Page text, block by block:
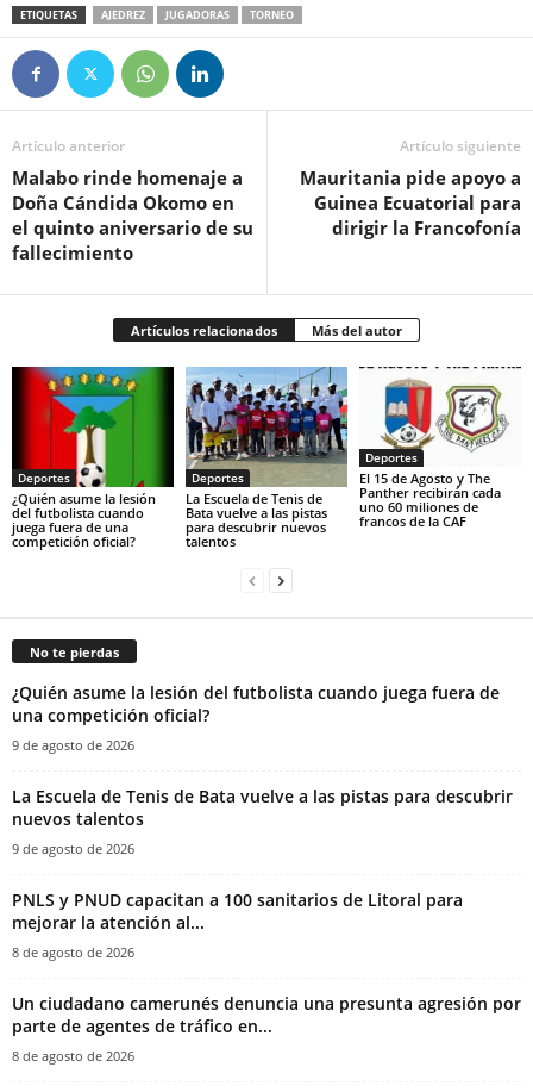
ETIQUETAS AJEDREZ JUGADORAS TORNEO
Artículo anterior
Malabo rinde homenaje a
Doña Cándida Okomo en
el quinto aniversario de su
fallecimiento
Artículo siguiente
Mauritania pide apoyo a
Guinea Ecuatorial para
dirigir la Francofonía
Artículos relacionados Más del autor
Deportes
¿Quién asume la lesión
del futbolista cuando
juega fuera de una
competición oficial?
Deportes
La Escuela de Tenis de
Bata vuelve a las pistas
para descubrir nuevos
talentos
Deportes
El 15 de Agosto y The
Panther recibirán cada
uno 60 miliones de
francos de la CAF
No te pierdas
¿Quién asume la lesión del futbolista cuando juega fuera de
una competición oficial?
9 de agosto de 2026
La Escuela de Tenis de Bata vuelve a las pistas para descubrir
nuevos talentos
9 de agosto de 2026
PNLS y PNUD capacitan a 100 sanitarios de Litoral para
mejorar la atención al...
8 de agosto de 2026
‎Un ciudadano camerunés denuncia una presunta agresión por
parte de agentes de tráfico en...
8 de agosto de 2026